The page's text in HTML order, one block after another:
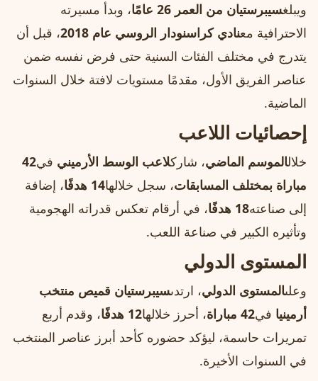
ويبلغسيبرستيان من العمر 26 عامًا
، وبدأ مسيرته
الاحترافية معنادي كراسنودار الروسي عام 2018
، قبل أن
يتدرج في مختلف الفئات السنية حتى فرض نفسه ضمن
عناصر الفريق الأول، مقدمًا مستويات لافتة خلال السنوات
الماضية.
إحصائيات اللاعب
خلالالموسم الماضي، شاركلاعب الوسط الأرميني في42
مباراة بمختلف المسابقات، سجل خلالها14 هدفًا
، إضافة
إلى صناعته18 هدفًا
، في أرقام تعكس قدراته الهجومية
وتأثيره الكبير في صناعة اللعب.
المستوى الدولي
وعلىالمستوى الدولي، ارتدىسيبرستيان قميص منتخب
أرمينيا في42 مباراة ، أحرز خلالها12 هدفًا
، وقدم أربع
تمريرات حاسمة، ليؤكد حضوره كأحد أبرز عناصر المنتخب
في السنوات الأخيرة.